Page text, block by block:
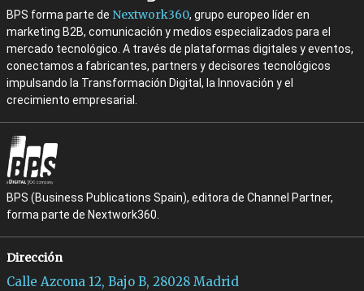
BPS forma parte de Nextwork360, grupo europeo líder en
marketing B2B, comunicación y medios especializados para el
mercado tecnológico. A través de plataformas digitales y eventos,
conectamos a fabricantes, partners y decisores tecnológicos
impulsando la Transformación Digital, la Innovación y el
crecimiento empresarial.
BPS (Business Publications Spain), editora de Channel Partner,
forma parte de Nextwork360.
Dirección
Calle Azcona 12, Bajo B, 28028 Madrid